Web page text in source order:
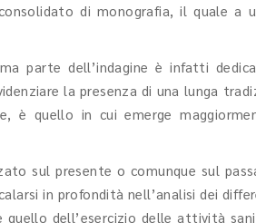
di monografia, il quale
parte dell’indagine è infatti
la presenza di una lunga
quello in cui emerge
sul presente o comunque sul
in profondità nell’analisi dei
dell’esercizio delle attività